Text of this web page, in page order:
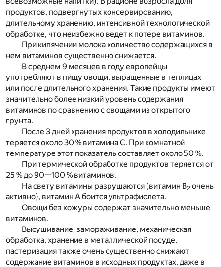
продуктов, подвергнутых консервированию,
длительному хранению, интенсивной технологической
обработке, что неизбежно ведет к потере витаминов.
При кипячении молока количество содержащихся в
нем витаминов существенно снижается.
В среднем 9 месяцев в году европейцы
употребляют в пищу овощи, выращенные в теплицах
или после длительного хранения. Такие продукты имеют
значительно более низкий уровень содержания
витаминов по сравнению с овощами из открытого
грунта.
После 3 дней хранения продуктов в холодильнике
теряется около 30 % витамина С. При комнатной
температуре этот показатель составляет около 50 %.
При термической обработке продуктов теряется от
25 % до 90—100 % витаминов.
На свету витамины разрушаются (витамин В2 очень
активно), витамин А боится ультрафиолета.
Овощи без кожуры содержат значительно меньше
витаминов.
Высушивание, замораживание, механическая
обработка, хранение в металлической посуде,
пастеризация также очень существенно снижают
содержание витаминов в исходных продуктах, даже в